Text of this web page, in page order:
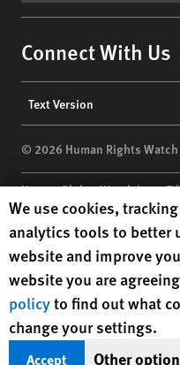
Connect With Us
menu
Text Version
© 2026 Human Rights Watch
Human Rights Watch| 350
10118-3299USA|t
Human Rights Watchis a
under EIN: 13-2875808
Human Rights Watch
We use cookies,
analytics tools to better
website and improve
website you are
policyto find out what
change your settings.
Accept Other